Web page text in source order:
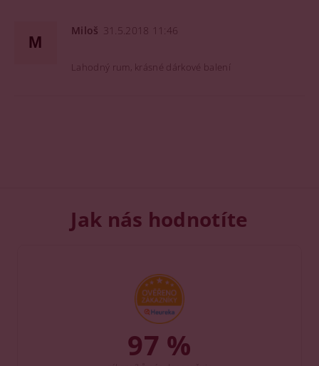
M
Miloš 31.5.2018 11:46
Lahodný rum, krásné dárkové balení
Jak nás hodnotíte
97 %